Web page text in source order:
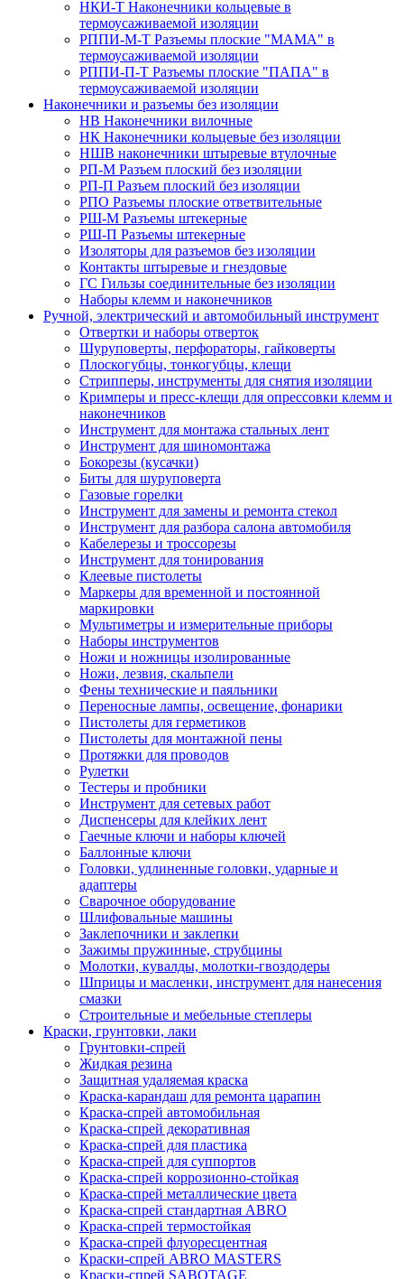
НКИ-Т Наконечники кольцевые в
термоусаживаемой изоляции
РППИ-М-Т Разъемы плоские "МАМА" в
термоусаживаемой изоляции
РППИ-П-Т Разъемы плоские "ПАПА" в
термоусаживаемой изоляции
Наконечники и разъемы без изоляции
НВ Наконечники вилочные
НК Наконечники кольцевые без изоляции
НШВ наконечники штыревые втулочные
РП-М Разъем плоский без изоляции
РП-П Разъем плоский без изоляции
РПО Разъемы плоские ответвительные
РШ-М Разъемы штекерные
РШ-П Разъемы штекерные
Изоляторы для разъемов без изоляции
Контакты штыревые и гнездовые
ГС Гильзы соединительные без изоляции
Наборы клемм и наконечников
Ручной, электрический и автомобильный инструмент
Отвертки и наборы отверток
Шуруповерты, перфораторы, гайковерты
Плоскогубцы, тонкогубцы, клещи
Стрипперы, инструменты для снятия изоляции
Кримперы и пресс-клещи для опрессовки клемм и
наконечников
Инструмент для монтажа стальных лент
Инструмент для шиномонтажа
Бокорезы (кусачки)
Биты для шуруповерта
Газовые горелки
Инструмент для замены и ремонта стекол
Инструмент для разбора салона автомобиля
Кабелерезы и троссорезы
Инструмент для тонирования
Клеевые пистолеты
Маркеры для временной и постоянной
маркировки
Мультиметры и измерительные приборы
Наборы инструментов
Ножи и ножницы изолированные
Ножи, лезвия, скальпели
Фены технические и паяльники
Переносные лампы, освещение, фонарики
Пистолеты для герметиков
Пистолеты для монтажной пены
Протяжки для проводов
Рулетки
Тестеры и пробники
Инструмент для сетевых работ
Диспенсеры для клейких лент
Гаечные ключи и наборы ключей
Баллонные ключи
Головки, удлиненные головки, ударные и
адаптеры
Сварочное оборудование
Шлифовальные машины
Заклепочники и заклепки
Зажимы пружинные, струбцины
Молотки, кувалды, молотки-гвоздодеры
Шприцы и масленки, инструмент для нанесения
смазки
Строительные и мебельные степлеры
Краски, грунтовки, лаки
Грунтовки-спрей
Жидкая резина
Защитная удаляемая краска
Краска-карандаш для ремонта царапин
Краска-спрей автомобильная
Краска-спрей декоративная
Краска-спрей для пластика
Краска-спрей для суппортов
Краска-спрей коррозионно-стойкая
Краска-спрей металлические цвета
Краска-спрей стандартная ABRO
Краска-спрей термостойкая
Краска-спрей флуоресцентная
Краски-спрей ABRO MASTERS
Краски-спрей SABOTAGE